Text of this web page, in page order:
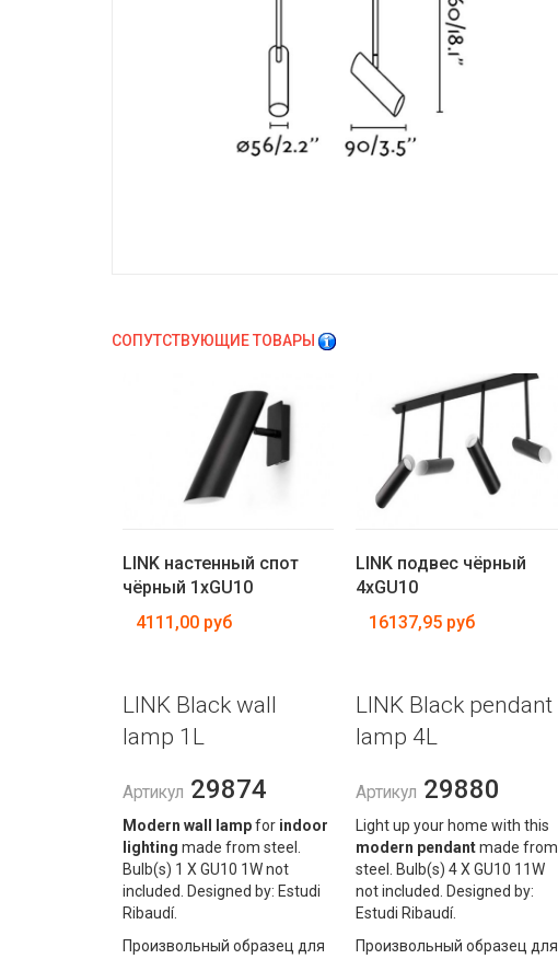
СОПУТСТВУЮЩИЕ ТОВАРЫ
LINK настенный спот
чёрный 1xGU10
4111,00 руб
LINK Black wall
lamp 1L
Артикул 29874
Modern wall lampfor indoor
lighting made from steel.
Bulb(s) 1 X GU10 1W not
included. Designed by: Estudi
Ribaudí.
Произвольный образец для
LINK подвес чёрный
4xGU10
16137,95 руб
LINK Black pendant
lamp 4L
Артикул 29880
Light up your home with this
modern pendantmade from
steel. Bulb(s) 4 X GU10 11W
not included. Designed by:
Estudi Ribaudí.
Произвольный образец для